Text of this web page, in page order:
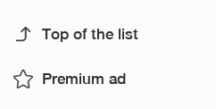
Top of the list
Premium ad